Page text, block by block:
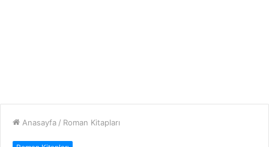
Anasayfa / Roman Kitapları